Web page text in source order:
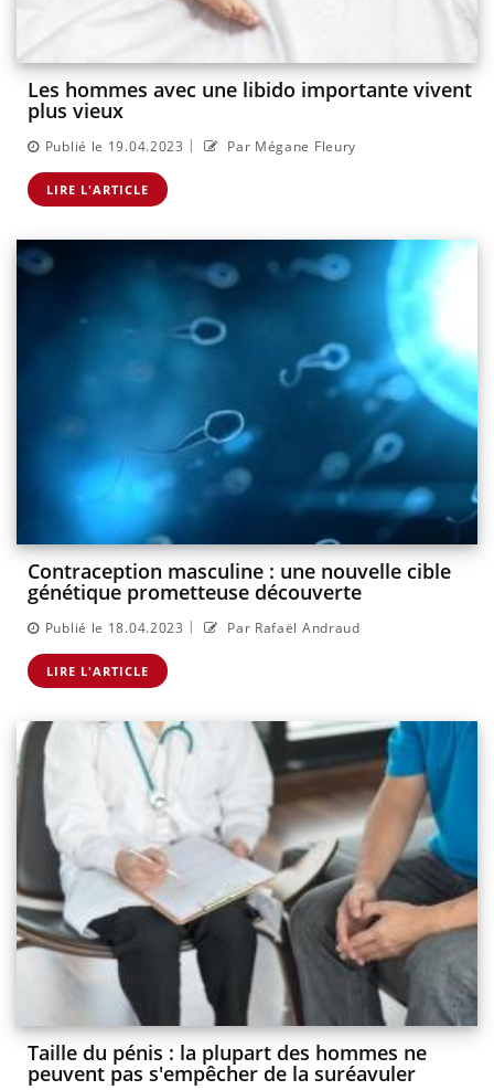
Les hommes avec une libido importante vivent
plus vieux
Publié le 19.04.2023 | Par Mégane Fleury
LIRE L'ARTICLE
Contraception masculine : une nouvelle cible
génétique prometteuse découverte
Publié le 18.04.2023 | Par Rafaël Andraud
LIRE L'ARTICLE
Taille du pénis : la plupart des hommes ne
peuvent pas s'empêcher de la suréavuler